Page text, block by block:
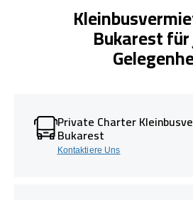
Bukarest
Private Charter
Bukarest
Kontaktiere Uns